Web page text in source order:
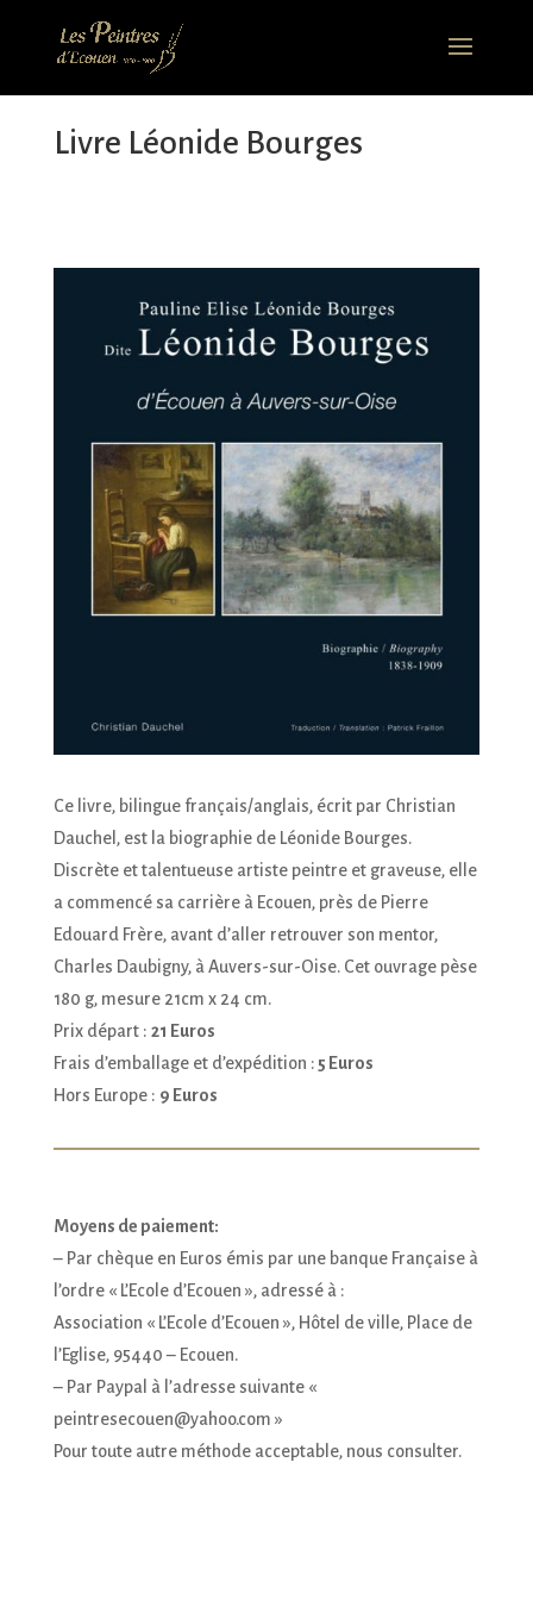
Livre Léonide Bourges
Ce livre, bilingue français/anglais, écrit par Christian
Dauchel, est la biographie de Léonide Bourges.
Discrète et talentueuse artiste peintre et graveuse, elle
a commencé sa carrière à Ecouen, près de Pierre
Edouard Frère, avant d’aller retrouver son mentor,
Charles Daubigny, à Auvers-sur-Oise. Cet ouvrage pèse
180 g, mesure 21cm x 24 cm.
Prix départ : 21 Euros
Frais d’emballage et d’expédition : 5 Euros
Hors Europe : 9 Euros
Moyens de paiement:
– Par chèque en Euros émis par une banque Française à
l’ordre « L’Ecole d’Ecouen », adressé à :
Association « L’Ecole d’Ecouen », Hôtel de ville, Place de
l’Eglise, 95440 – Ecouen.
– Par Paypal à l’adresse suivante «
peintresecouen@yahoo.com »
Pour toute autre méthode acceptable, nous consulter.